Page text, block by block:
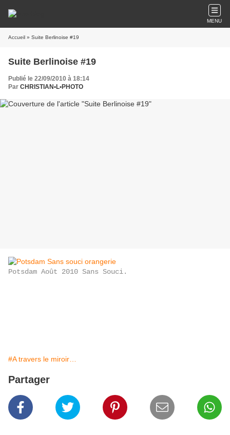
MENU
Accueil » Suite Berlinoise #19
Suite Berlinoise #19
Publié le 22/09/2010 à 18:14
Par CHRISTIAN•L•PHOTO
Potsdam Août 2010 Sans Souci.
#A travers le miroir…
Partager